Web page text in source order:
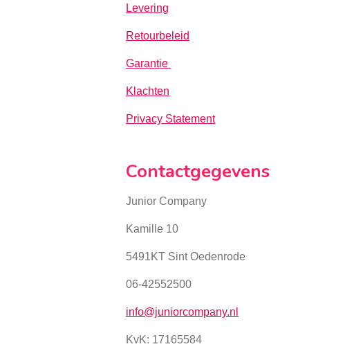
Levering
Retourbeleid
Garantie
Klachten
Privacy Statement
Contactgegevens
Junior Company
Kamille 10
5491KT Sint Oedenrode
06-42552500
info@juniorcompany.nl
KvK: 17165584